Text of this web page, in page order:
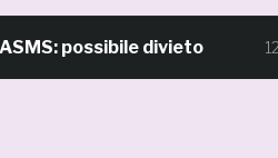
possibile divieto 12 ore fa